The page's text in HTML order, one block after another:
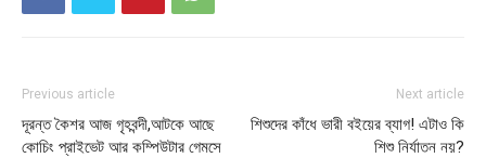
Previous article
দূরন্ত কৈশর আজ গৃহবন্দী,আটকে আছে
কোচিং প্রাইভেট আর কম্পিউটার গেমসে
Next article
শিশুদের কাঁধে ভারী বইয়ের ব্যাগ! এটাও কি
শিশু নির্যাতন নয়?